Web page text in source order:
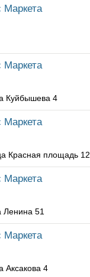
Маркета
Маркета
Куйбышева 4
Маркета
Красная площадь 12
Маркета
Ленина 51
Маркета
Аксакова 4